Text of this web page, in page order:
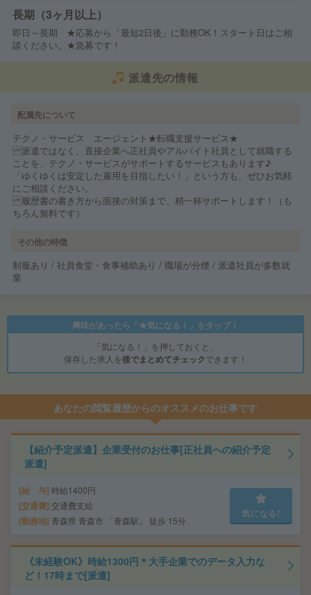
長期（3ヶ月以上）
即日～長期 ★応募から「最短2日後」に勤務OK！スタート日はご相
談ください。★急募です！
派遣先の情報
配属先について
テクノ・サービス エージェント★転職支援サービス★
派遣ではなく、直接企業へ正社員やアルバイト社員として就職する
ことを、テクノ・サービスがサポートするサービスもあります♪
「ゆくゆくは安定した雇用を目指したい！」という方も、ぜひお気軽
にご相談ください。
履歴書の書き方から面接の対策まで、精一杯サポートします！（も
ちろん無料です）
その他の特徴
制服あり / 社員食堂・食事補助あり / 職場が分煙 / 派遣社員が多数就
業
興味があったら「★気になる！」をタップ！
「気になる！」を押しておくと、
保存した求人を後でまとめてチェックできます！
あなたの閲覧履歴からのオススメのお仕事です
【紹介予定派遣】企業受付のお仕事[正社員への紹介予定
派遣]
給 与 時給1400円
交通費 交通費支給
勤務地 青森県 青森市 「青森駅」 徒歩 15分
気になる!
《未経験OK》時給1300円＊大手企業でのデータ入力な
ど！17時まで[派遣]